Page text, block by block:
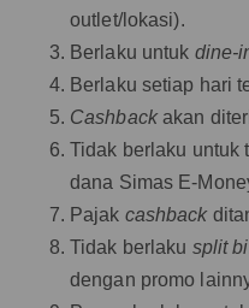
outlet/lokasi).
Berlaku untuk dine-
Berlaku setiap hari
Cashbackakan
Tidak berlaku untuk
dana Simas E-
Pajak cashback
Tidak berlaku split
dengan promo